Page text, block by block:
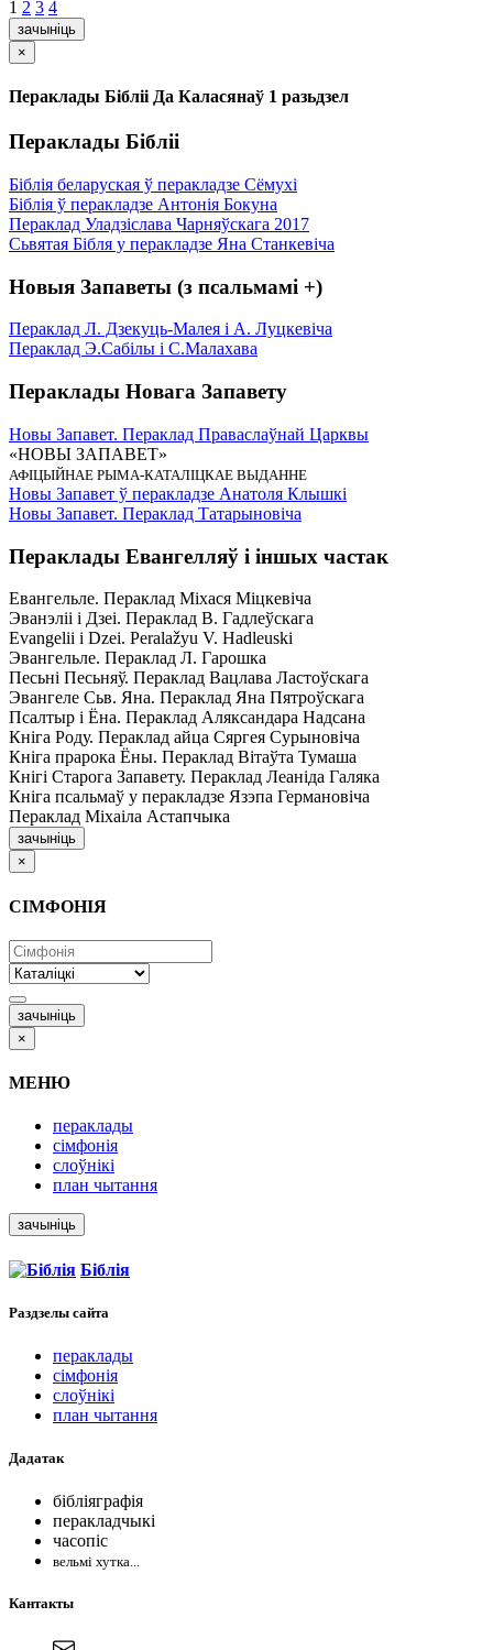
1 2 3 4
зачыніць
×
Пераклады Бібліі Да Каласянаў 1 разьдзел
Пераклады Бібліі
Біблія беларуская ў перакладзе Сёмухі
Біблія ў перакладзе Антонія Бокуна
Пераклад Уладзіслава Чарняўскага 2017
Сьвятая Бібля у перакладзе Яна Станкевіча
Новыя Запаветы (з псальмамі +)
Пераклад Л. Дзекуць-Малея і А. Луцкевіча
Пераклад Э.Сабілы і С.Малахава
Пераклады Новага Запавету
Новы Запавет. Пераклад Праваслаўнай Царквы
«НОВЫ ЗАПАВЕТ»
АФІЦЫЙНАЕ РЫМА-КАТАЛІЦКАЕ ВЫДАННЕ
Новы Запавет ў перакладзе Анатоля Клышкi
Новы Запавет. Пераклад Татарыновіча
Пераклады Евангелляў і іншых частак
Евангельле. Пераклад Міхася Міцкевіча
Эванэліі і Дзеі. Пераклад В. Гадлеўскага
Evangelii і Dzei. Рeralažyu V. Hadleuski
Эвангельле. Пераклад Л. Гарошка
Песьні Песьняў. Пераклад Вацлава Ластоўскага
Эвангеле Сьв. Яна. Пераклад Яна Пятроўскага
Псалтыр i Ёна. Пераклад Аляксандара Надсана
Кніга Роду. Пераклад айца Сяргея Сурыновіча
Кніга прарока Ёны. Пераклад Вітаўта Тумаша
Кнігі Старога Запавету. Пераклад Леаніда Галяка
Кніга псальмаў у перакладзе Язэпа Германовіча
Пераклад Міхаіла Астапчыка
зачыніць
×
СІМФОНІЯ
зачыніць
×
МЕНЮ
пераклады
сімфонія
слоўнікі
план чытання
зачыніць
Біблія
Раздзелы сайта
пераклады
сімфонія
слоўнікі
план чытання
Дадатак
бібліяграфія
перакладчыкі
часопіс
вельмі хутка...
Кантакты